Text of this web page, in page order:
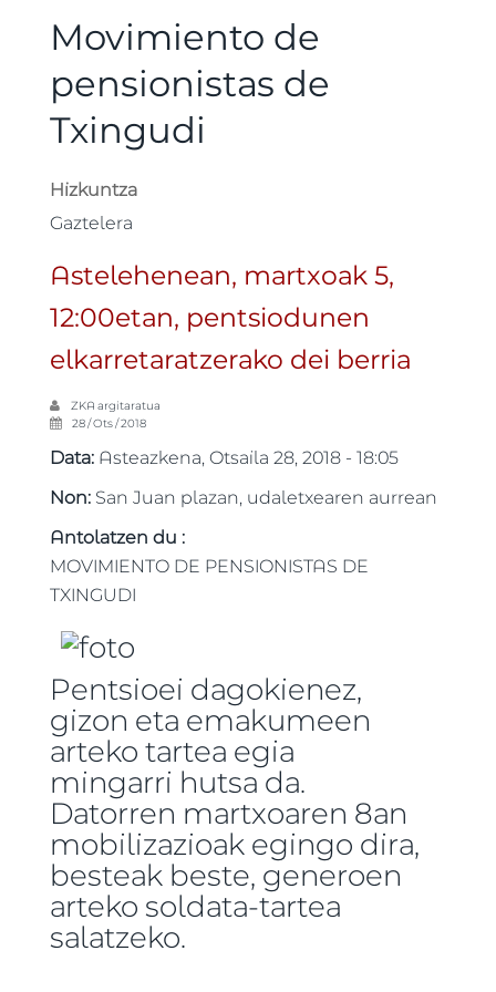
Movimiento de
pensionistas de
Txingudi
Hizkuntza
Gaztelera
Astelehenean, martxoak 5,
12:00etan, pentsiodunen
elkarretaratzerako dei berria
ZKA argitaratua
28 / Ots / 2018
Data: Asteazkena, Otsaila 28, 2018 - 18:05
Non: San Juan plazan, udaletxearen aurrean
Antolatzen du :
MOVIMIENTO DE PENSIONISTAS DE
TXINGUDI
Pentsioei dagokienez,
gizon eta emakumeen
arteko tartea egia
mingarri hutsa da.
Datorren martxoaren 8an
mobilizazioak egingo dira,
besteak beste, generoen
arteko soldata-tartea
salatzeko.